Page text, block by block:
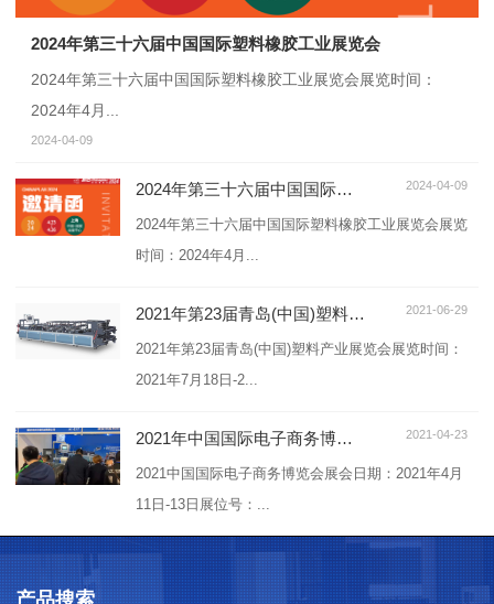
2024年第三十六届中国国际塑料橡胶工业展览会
2024年第三十六届中国国际塑料橡胶工业展览会展览时间：
2024年4月...
2024-04-09
2024-04-09
2024年第三十六届中国国际塑料橡胶工业展览会
2024年第三十六届中国国际塑料橡胶工业展览会展览
时间：2024年4月...
2021-06-29
2021年第23届青岛(中国)塑料产业展览会
2021年第23届青岛(中国)塑料产业展览会展览时间：
2021年7月18日-2...
2021-04-23
2021年中国国际电子商务博览会
2021中国国际电子商务博览会展会日期：2021年4月
11日-13日展位号：...
产品搜索